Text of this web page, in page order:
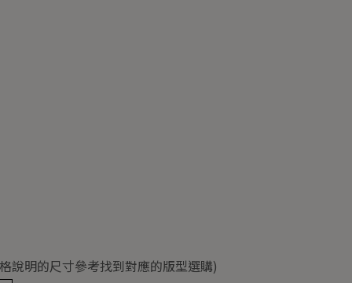
說明的尺寸參考找到對應的版型選購)